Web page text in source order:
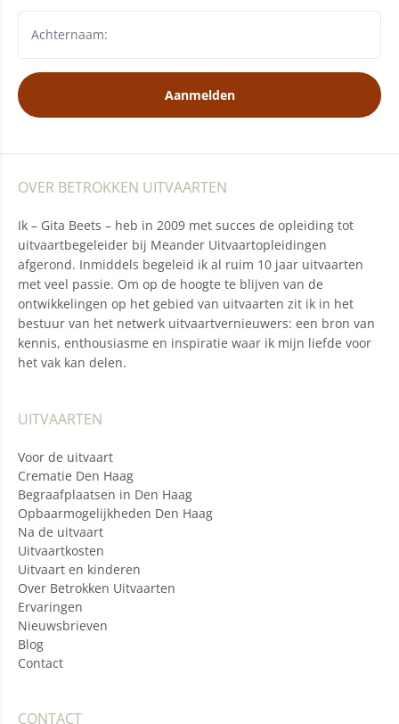
Aanmelden
OVER BETROKKEN UITVAARTEN
Ik – Gita Beets – heb in 2009 met succes de opleiding tot
uitvaartbegeleider bij Meander Uitvaartopleidingen
afgerond. Inmiddels begeleid ik al ruim 10 jaar uitvaarten
met veel passie. Om op de hoogte te blijven van de
ontwikkelingen op het gebied van uitvaarten zit ik in het
bestuur van het netwerk uitvaartvernieuwers: een bron van
kennis, enthousiasme en inspiratie waar ik mijn liefde voor
het vak kan delen.
UITVAARTEN
Voor de uitvaart
Crematie Den Haag
Begraafplaatsen in Den Haag
Opbaarmogelijkheden Den Haag
Na de uitvaart
Uitvaartkosten
Uitvaart en kinderen
Over Betrokken Uitvaarten
Ervaringen
Nieuwsbrieven
Blog
Contact
CONTACT